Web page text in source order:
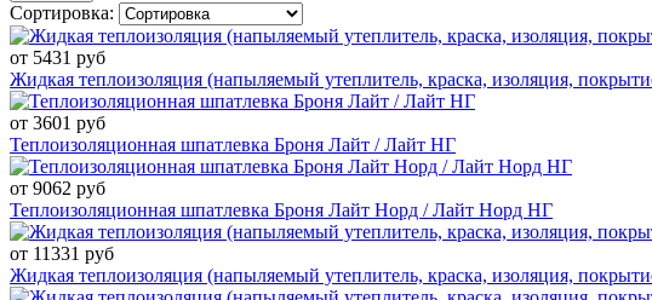
Сортировка:
от 5431 руб
Жидкая теплоизоляция (напыляемый утеплитель, краска, изоляция,
от 3601 руб
Теплоизоляционная шпатлевка Броня Лайт / Лайт НГ
от 9062 руб
Теплоизоляционная шпатлевка Броня Лайт Норд / Лайт Норд НГ
от 11331 руб
Жидкая теплоизоляция (напыляемый утеплитель, краска, изоляция,